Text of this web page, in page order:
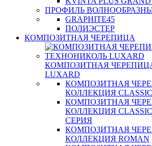
ПРОФИЛЬ
GRAPHITE45
ПОЛИЭСТЕР
КОМПОЗИТНАЯ ЧЕРЕПИЦА
КОМПОЗИТНАЯ
LUXARD
КОМПОЗИТНАЯ
КОЛЛЕКЦИЯ CLASSIC
КОМПОЗИТНАЯ
КОЛЛЕКЦИЯ
СЕРИЯ
КОМПОЗИТНАЯ
КОЛЛЕКЦИЯ ROMAN